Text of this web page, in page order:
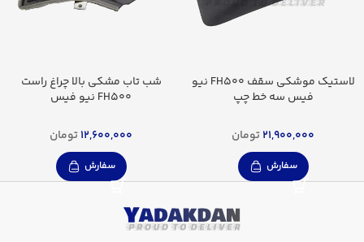
لاستیک موشکی سقف FH500 نیو
فیس سه خط چپ
21,900,000تومان
سفارش
شب تاب مشکی بالا چراغ راست
FH500 نیو فیس
12,600,000تومان
سفارش